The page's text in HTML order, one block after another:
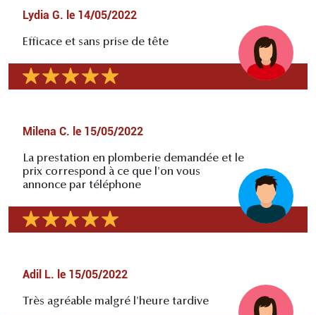
Lydia G. le 14/05/2022
Efficace et sans prise de tête
Milena C. le 15/05/2022
La prestation en plomberie demandée et le
prix correspond à ce que l'on vous
annonce par téléphone
Adil L. le 15/05/2022
Très agréable malgré l'heure tardive